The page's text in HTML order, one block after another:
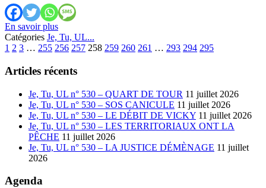
En savoir plusJe,
Tu,
UL…
Décembre
N°
151
Catégories Je, Tu, UL...
Previous
1 2 3 … 255 256 257 258 259 260 261 … 293 294 295Next
Articles récents
Je, Tu, UL n° 530 – QUART DE TOUR 11 juillet 2026
Je, Tu, UL n° 530 – SOS CANICULE 11 juillet 2026
Je, Tu, UL n° 530 – LE DÉBIT DE VICKY 11 juillet 2026
Je, Tu, UL n° 530 – LES TERRITORIAUX ONT LA
PÊCHE 11 juillet 2026
Je, Tu, UL n° 530 – LA JUSTICE DÉMÈNAGE 11 juillet
2026
Agenda